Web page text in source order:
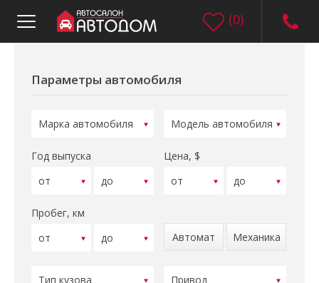
(0)
Параметры автомобиля
Год выпуска Цена, $
Пробег, км
Автомат
Механика